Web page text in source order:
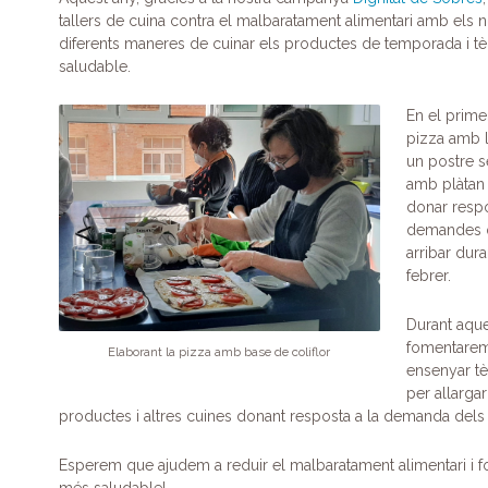
c
e
b
o
o
k
itt
er
k
e
n
e
gr
m
at
s
p
p
m
p
te
ix
tallers de cuina contra el malbaratament alimentari amb els
diferents maneres de cuinar els productes de temporada i
saludable.
Elaborant la pizza amb base de coliflor
En el
pizza amb
un postre
amb
donar
demandes
arribar
febrer.
Durant
ensenyar
per
productes i altres cuines donant resposta a la demanda
Esperem que ajudem a reduir el malbaratament alimentari i